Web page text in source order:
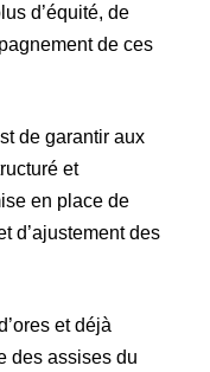
d’équité, de
de ces
de garantir aux
et
en place de
d’ajustement des
et déjà
des assises du